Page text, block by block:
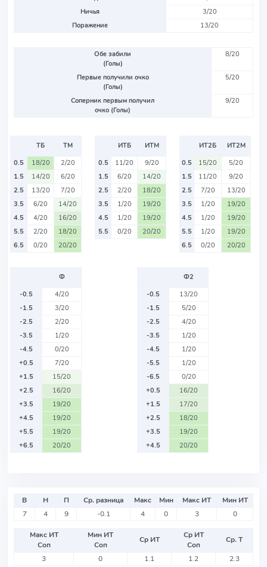
Ничья
3/20
Поражение
13/20
Обе забили
(Голы)
8/20
Первые получили очко
(Голы)
5/20
Соперник первым получил
очко (Голы)
9/20
ТБ
ТМ
0.5
18/20
2/20
1.5
14/20
6/20
2.5
13/20
7/20
3.5
6/20
14/20
4.5
4/20
16/20
5.5
2/20
18/20
6.5
0/20 20/20
ИТБ
ИТМ
0.5
11/20
9/20
1.5
6/20
14/20
2.5
2/20
18/20
3.5
1/20
19/20
4.5
1/20
19/20
5.5
0/20 20/20
ИТ2Б
ИТ2М
0.5
15/20
5/20
1.5
11/20
9/20
2.5
7/20
13/20
3.5
1/20
19/20
4.5
1/20
19/20
5.5
1/20
19/20
6.5
0/20 20/20
Ф
-0.5
4/20
-1.5
3/20
-2.5
2/20
-3.5
1/20
-4.5
0/20
+0.5
7/20
+1.5
15/20
+2.5
16/20
+3.5
19/20
+4.5
19/20
+5.5
19/20
+6.5
20/20
Ф2
-0.5
13/20
-1.5
5/20
-2.5
4/20
-3.5
1/20
-4.5
1/20
-5.5
1/20
-6.5
0/20
+0.5
16/20
+1.5
17/20
+2.5
18/20
+3.5
19/20
+4.5
20/20
В Н П Ср. разница Макс Мин Макс ИТ
Мин ИТ
7
4 9 -0.1 4 0 3 0
Макс ИТ
Соп
Мин ИТ
Соп
Ср ИТ
Ср ИТ
Соп
Ср. Т
3
0 1.1 1.2 2.3